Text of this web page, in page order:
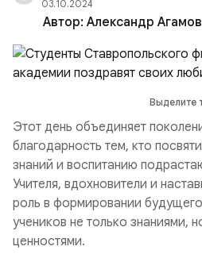
03.10.2024
Автор: Александр Агамов
Выделите
Этот день объединяет
благодарность тем, кто
знаний и воспитанию
Учителя, вдохновители и
роль в формировании
учеников не только знаниями,
ценностями.